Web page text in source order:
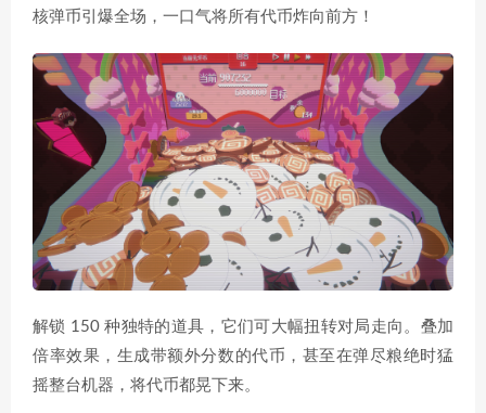
核弹币引爆全场，一口气将所有代币炸向前方！
解锁 150 种独特的道具，它们可大幅扭转对局走向。叠加
倍率效果，生成带额外分数的代币，甚至在弹尽粮绝时猛
摇整台机器，将代币都晃下来。